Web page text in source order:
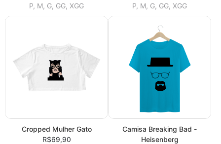
P, M, G, GG, XGG
P, M, G, GG, XGG
Cropped Mulher Gato
R$69,90
Camisa Breaking Bad -
Heisenberg